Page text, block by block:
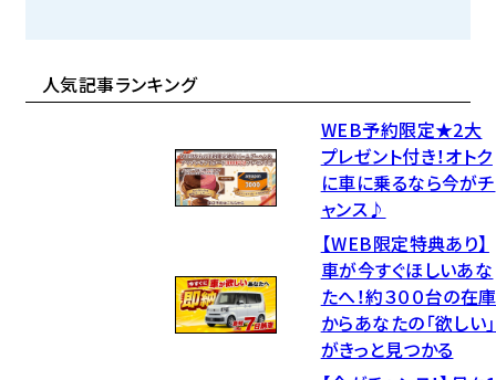
人気記事ランキング
WEB予約限定★2大
プレゼント付き！オトク
に車に乗るなら今がチ
ャンス♪
【WEB限定特典あり】
車が今すぐほしいあな
たへ！約３００台の在庫
からあなたの「欲しい」
がきっと見つかる